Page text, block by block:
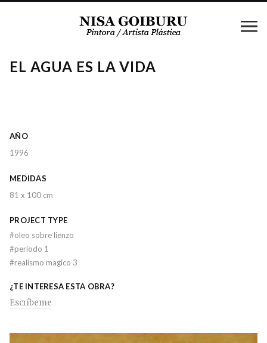
EL AGUA ES LA VIDA
AÑO
1996
MEDIDAS
81 x 100 cm
PROJECT TYPE
#oleo sobre lienzo
#periodo 1
#realismo magico 3
¿TE INTERESA ESTA OBRA?
Escríbeme